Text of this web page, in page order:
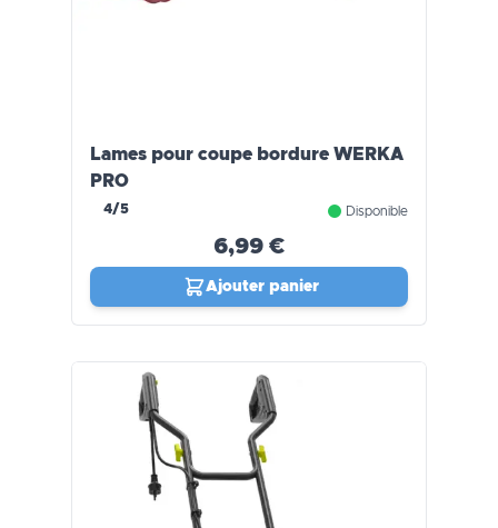
Lames pour coupe bordure WERKA
PRO
4/5 Disponible
6,99 €
Ajouter panier